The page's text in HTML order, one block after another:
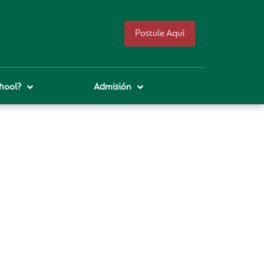
Postule Aquí
Admisión